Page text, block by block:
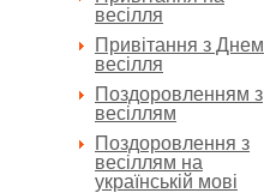
весілля
Привітання з Днем
весілля
Поздоровленням з
весіллям
Поздоровлення з
весіллям на
українській мові